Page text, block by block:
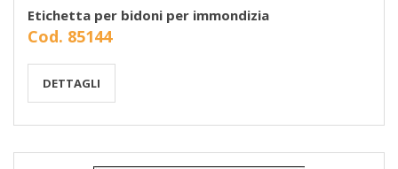
Etichetta per bidoni per immondizia
Cod. 85144
DETTAGLI